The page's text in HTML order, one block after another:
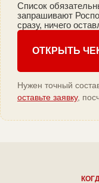
Список
запрашивают
сразу, ничего
ОТКРЫТЬ
Нужен точный
оставьте заявку,